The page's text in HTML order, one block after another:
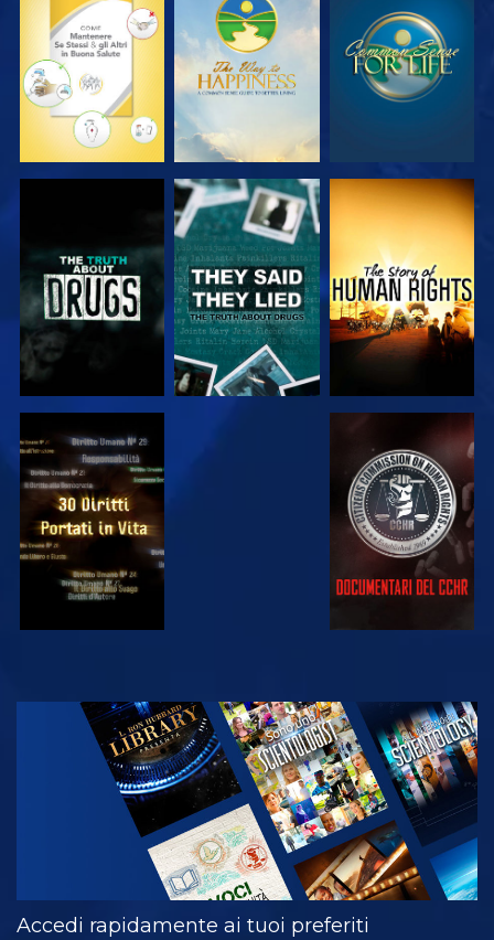
GUARDA GUARDA GUARDA
GUARDA GUARDA
GUARDA GUARDA
GUARDA
ESPLORA LE
SERIE
Accedi rapidamente ai tuoi preferiti